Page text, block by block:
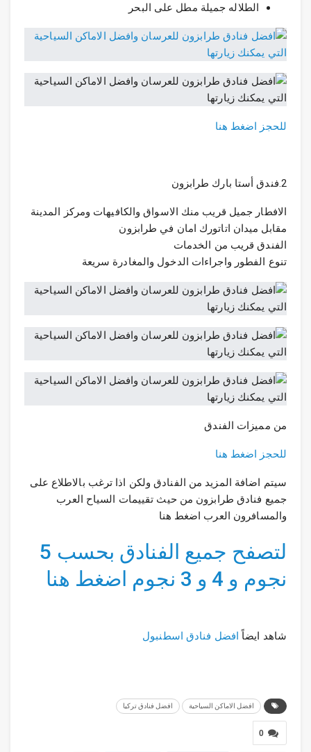
الطلاله جميلة مطل على البحر
للحجز اضغط هنا
2.فندق أستا بارك طرابزون
الافطار جميل قريب منك الاسواق والكافيهات ومركز المدينة
مقابل ميدان اتاتورك امان في طرابزون
الفندق قريب من الخدمات
تنوع الفطور واجراءات الدخول والمغادرة سريعة
من مميزات الفندق
للحجز اضغط هنا
سيتم اضافة المزيد من الفنادق ولكن اذا ترغب بالاطلاع على
جميع فنادق طرابزون من حيث تقييمات السياح العرب
والمسافرون العرب اضغط هنا
لتصفح جميع الفنادق بحسب 5
نجوم و 4 و 3 نجوم اضغط هنا
شاهد ايضاً افضل فنادق اسطنبول
افضل الاماكن السياحية افضل فنادق تركيا
0